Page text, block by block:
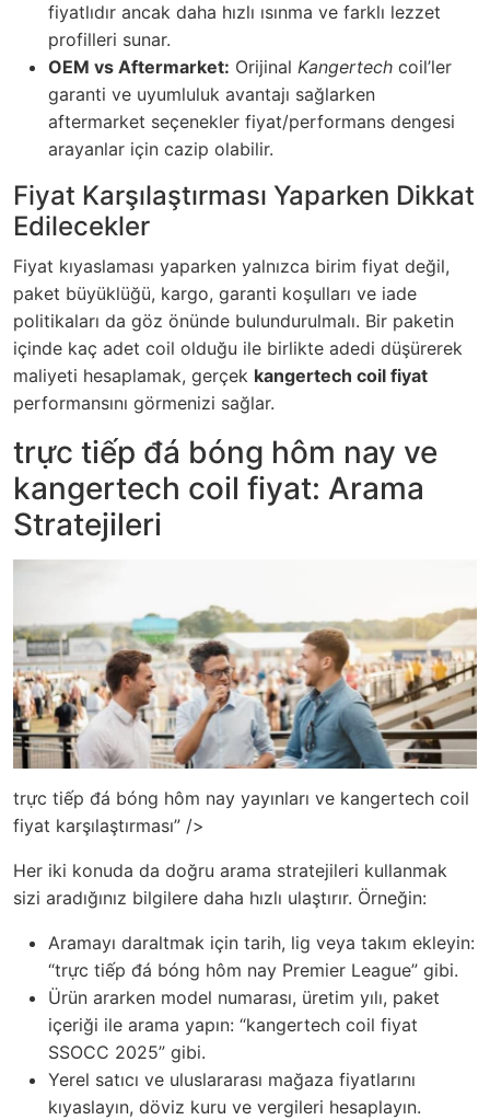
fiyatlıdır ancak daha hızlı ısınma ve farklı lezzet
profilleri sunar.
OEM vs Aftermarket: Orijinal Kangertech coil’ler
garanti ve uyumluluk avantajı sağlarken
aftermarket seçenekler fiyat/performans dengesi
arayanlar için cazip olabilir.
Fiyat Karşılaştırması Yaparken Dikkat
Edilecekler
Fiyat kıyaslaması yaparken yalnızca birim fiyat değil,
paket büyüklüğü, kargo, garanti koşulları ve iade
politikaları da göz önünde bulundurulmalı. Bir paketin
içinde kaç adet coil olduğu ile birlikte adedi düşürerek
maliyeti hesaplamak, gerçek kangertech coil fiyat
performansını görmenizi sağlar.
trực tiếp đá bóng hôm nay ve
kangertech coil fiyat: Arama
Stratejileri
trực tiếp đá bóng hôm nay yayınları ve kangertech coil
fiyat karşılaştırması” />
Her iki konuda da doğru arama stratejileri kullanmak
sizi aradığınız bilgilere daha hızlı ulaştırır. Örneğin:
Aramayı daraltmak için tarih, lig veya takım ekleyin:
“trực tiếp đá bóng hôm nay Premier League” gibi.
Ürün ararken model numarası, üretim yılı, paket
içeriği ile arama yapın: “kangertech coil fiyat
SSOCC 2025” gibi.
Yerel satıcı ve uluslararası mağaza fiyatlarını
kıyaslayın, döviz kuru ve vergileri hesaplayın.